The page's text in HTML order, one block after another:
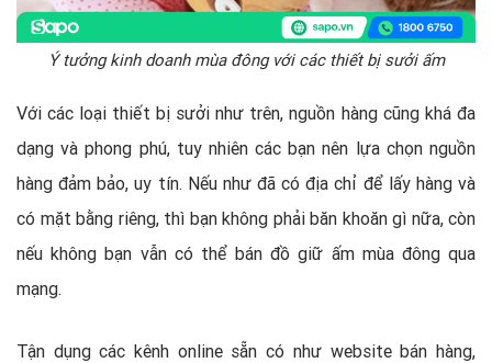
Ý tưởng kinh doanh mùa đông với các thiết bị sưởi ấm
Với các loại thiết bị sưởi như trên, nguồn hàng cũng khá đa
dạng và phong phú, tuy nhiên các bạn nên lựa chọn nguồn
hàng đảm bảo, uy tín. Nếu như đã có địa chỉ để lấy hàng và
có mặt bằng riêng, thì bạn không phải băn khoăn gì nữa, còn
nếu không bạn vẫn có thể bán đồ giữ ấm mùa đông qua
mạng.
Tận dụng các kênh online sẵn có như website bán hàng,